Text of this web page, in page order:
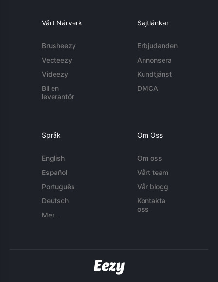
Vårt Närverk
Brusheezy
Vecteezy
Videezy
Bli en
leverantör
Sajtlänkar
Erbjudanden
Annonsera
Kundtjänst
DMCA
Språk
English
Español
Português
Deutsch
Mer...
Om Oss
Om oss
Vårt team
Vår blogg
Kontakta
oss